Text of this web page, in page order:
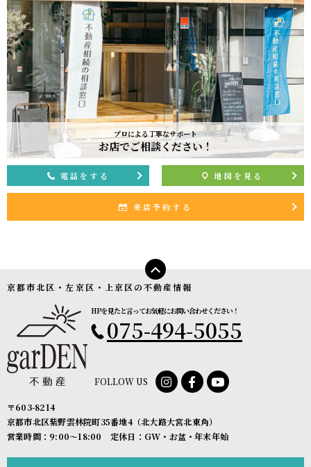
いただきます。
(1) 不動産についてのサービスの提供
(2) 不動産についてのサービスのアフターサービスの提供
(3) 不動産についてのサービスのお知らせ・ＰＲ、調査・データ集積、研
究開発
(4) ウェブサイトシステム管理会社（以下「サイト管理会社」といいま
す。）への提供。
(5) その他上記(1)から(4)に附随する業務の実施
なお、当社は、サイト管理会社が提供するサービス改善に必要な範囲で、
お客様の個人データをサイト管理会社に提供します。
このように提供された個人データにつきましては、サイト管理会社におい
て管理されることとなります。
サイト管理会社は、そのサービスの改善・向上を目指すことに加え、メー
ルマガジンなどによる情報提供、お客様による購買の分析をして、当社の
事業運営を改善するために、個人データ（お客様が指定された他の方の宛
４．お客様情報の第三者への開示・提供
当社は、前項3．の利用目的に記載した場合及び以下のいずれかに該当す
る場合を除き、お客さま情報を第三者へ開示又は提供いたしません。
(1) ご本人の同意がある場合
(2) 法令に基づき開示・提供を求められた場合
(3) 人の生命、身体又は財産の保護のために必要な場合であって、お客さ
まの同意を得ることが困難である場合
場合であって、お客さまの同意を得ることが困難である場合
(5) 国又は地方公共団体等が公的な事務を実施する上で、協力する必要が
ある場合であって、お客さまの同意を得ることにより当該事務の遂行に支
障を及ぼすおそれがある場合
プロによる丁寧なサポート
お店でご相談ください！
電話をする 地図を見る
来店予約する
京都市北区・左京区・上京区の不動産情報
FOLLOW US
HPを見たと言ってお気軽にお問い合わせください！
075-494-5055
〒603-8214
京都市北区紫野雲林院町35番地4（北大路大宮北東角）
営業時間：9:00〜18:00 定休日：GW・お盆・年末年始